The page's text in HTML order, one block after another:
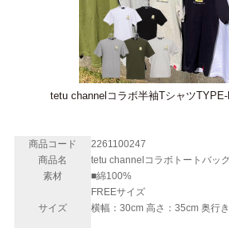
tetu channelコラボ半袖TシャツTYPE-
商品コード
2261100247
商品名
tetu channelコラボトートバッ
素材
■綿100%
サイズ
FREEサイズ
横幅：30cm 高さ：35cm 奥行